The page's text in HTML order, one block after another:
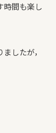
時間も楽し
したが，